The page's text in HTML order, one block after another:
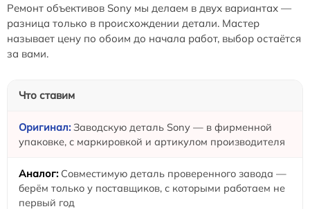
Ремонт объективов Sony мы делаем в двух вариантах —
разница только в происхождении детали. Мастер
называет цену по обоим до начала работ, выбор остаётся
за вами.
Что ставим
Заводскую деталь Sony — в фирменной
упаковке, с маркировкой и артикулом производителя
Совместимую деталь проверенного завода —
берём только у поставщиков, с которыми работаем не
первый год